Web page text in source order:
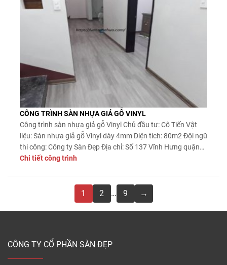
CÔNG TRÌNH SÀN NHỰA GIẢ GỖ VINYL
Công trình sàn nhựa giả gỗ Vinyl Chủ đầu tư: Cô Tiến Vật
liệu: Sàn nhựa giả gỗ Vinyl dày 4mm Diện tích: 80m2 Đội ngũ
thi công: Công ty Sàn Đẹp Địa chỉ: Số 137 Vĩnh Hưng quận
Hoàng Mai Một số hình ảnh ván sàn nhựa giả gỗ Vinyl dày
Chi tiết công trình
1 2 … 9 →
CÔNG TY CỔ PHẦN SÀN ĐẸP